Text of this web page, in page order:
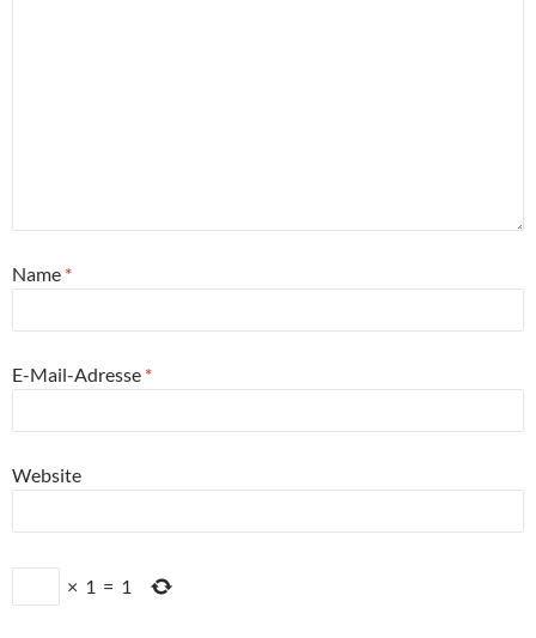
Name *
E-Mail-Adresse *
Website
× 1 = 1